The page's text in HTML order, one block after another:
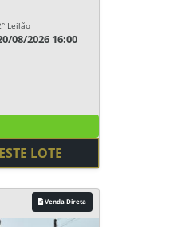
Leilão
08/2026 16:00
LOTE
Venda Direta